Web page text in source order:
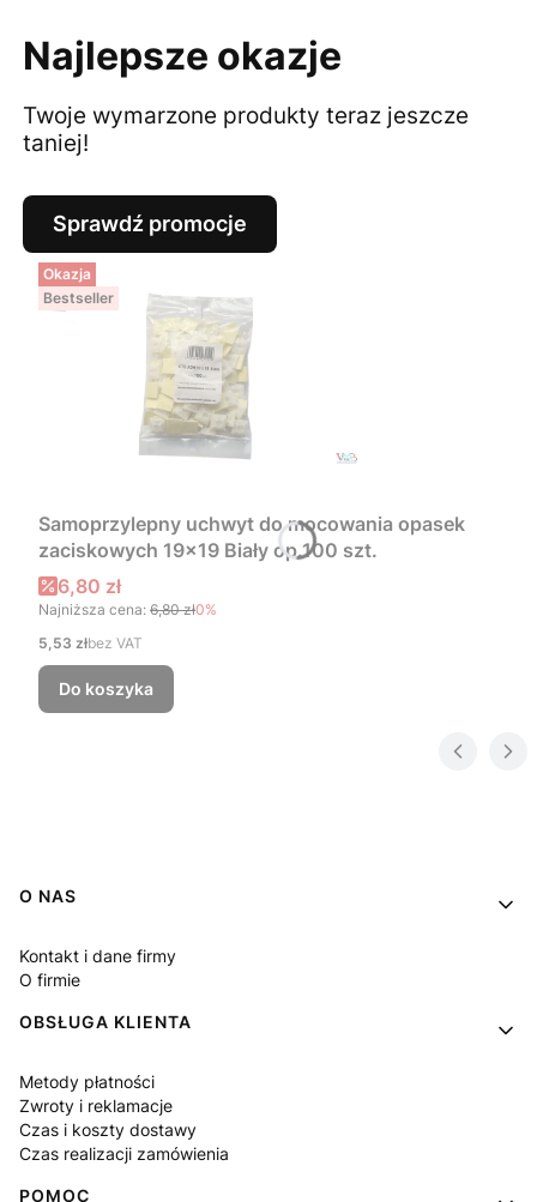
Najlepsze okazje
Twoje wymarzone produkty teraz jeszcze
taniej!
Sprawdź promocje
Okazja
Bestseller
Samoprzylepny uchwyt do mocowania opasek
zaciskowych 19x19 Biały op.100 szt.
Cena promocyjna
6,80 zł
Najniższa cena: 6,80 zł0%
Cena
5,53 złbez VAT
Do koszyka
Linki w stopce
O NAS
Kontakt i dane firmy
O firmie
OBSŁUGA KLIENTA
Metody płatności
Zwroty i reklamacje
Czas i koszty dostawy
Czas realizacji zamówienia
POMOC